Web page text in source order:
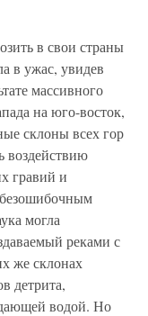
в свои страны
в ужас, увидев
массивного
на юго-восток,
склоны всех гор
воздействию
гравий и
могла
реками с
же склонах
детрита,
водой. Но